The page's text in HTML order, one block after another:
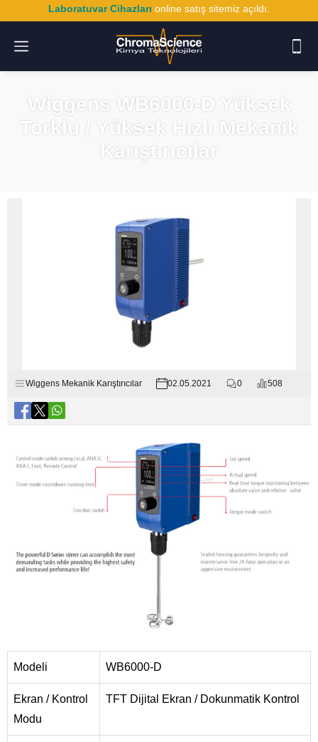
Laboratuvar Cihazları online satış sitemiz açıldı.
Wiggens WB6000-D Yüksek
Torklu / Yüksek Hızlı Mekanik
Karıştırıcılar
Wiggens Mekanik Karıştırıcılar 02.05.2021 0 508
Modeli WB6000-D
Ekran / Kontrol
Modu
TFT Dijital Ekran / Dokunmatik Kontrol